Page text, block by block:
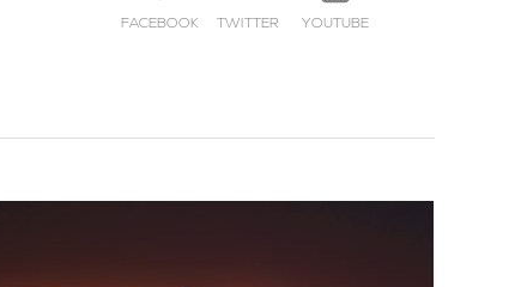
FACEBOOK TWITTER YOUTUBE